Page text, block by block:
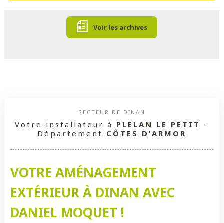
Voir les archives
SECTEUR DE DINAN
Votre installateur à PLELAN LE PETIT -
Département CÔTES D'ARMOR
VOTRE AMÉNAGEMENT
EXTÉRIEUR À DINAN AVEC
DANIEL MOQUET !